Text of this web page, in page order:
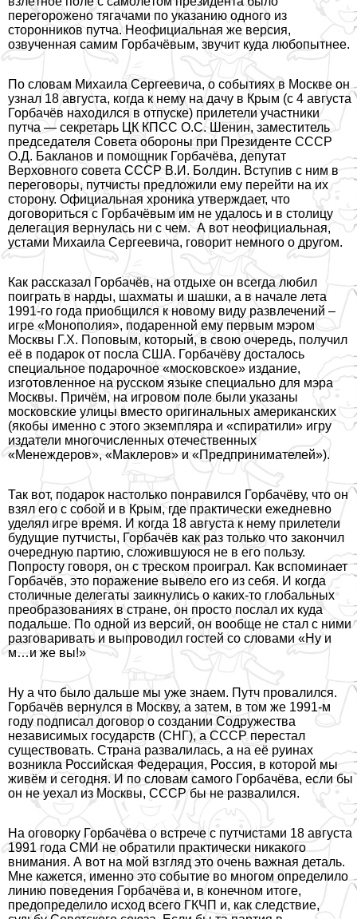
перегорожено тягачами по указанию одного из
сторонников путча. Неофициальная же версия,
озвученная самим Горбачёвым, звучит куда любопытнее.
По словам Михаила Сергеевича, о событиях в Москве он
узнал 18 августа, когда к нему на дачу в Крым (с 4 августа
Горбачёв находился в отпуске) прилетели участники
путча — секретарь ЦК КПСС О.С. Шенин, заместитель
председателя Совета обороны при Президенте СССР
О.Д. Бакланов и помощник Горбачёва, депутат
Верховного совета СССР В.И. Болдин. Вступив с ним в
переговоры, путчисты предложили ему перейти на их
сторону. Официальная хроника утверждает, что
договориться с Горбачёвым им не удалось и в столицу
делегация вернулась ни с чем. А вот неофициальная,
устами Михаила Сергеевича, говорит немного о другом.
Как рассказал Горбачёв, на отдыхе он всегда любил
поиграть в нарды, шахматы и шашки, а в начале лета
1991-го года приобщился к новому виду развлечений –
игре «Монополия», подаренной ему первым мэром
Москвы Г.Х. Поповым, который, в свою очередь, получил
её в подарок от посла США. Горбачёву досталось
специальное подарочное «московское» издание,
изготовленное на русском языке специально для мэра
Москвы. Причём, на игровом поле были указаны
московские улицы вместо оригинальных американских
(якобы именно с этого экземпляра и «спиратили» игру
издатели многочисленных отечественных
«Менеждеров», «Маклеров» и «Предпринимателей»).
Так вот, подарок настолько понравился Горбачёву, что он
взял его с собой и в Крым, где пpaктически ежедневно
уделял игре время. И когда 18 августа к нему прилетели
будущие путчисты, Горбачёв как раз только что закончил
очередную партию, сложившуюся не в его пользу.
Попросту говоря, он с треском проиграл. Как вспоминает
Горбачёв, это поражение вывело его из себя. И когда
столичные делегаты заикнулись о каких-то глобальных
преобразованиях в стране, он просто послал их куда
подальше. По одной из версий, он вообще не стал с ними
разговаривать и выпроводил гостей со словами «Ну и
м…и же вы!»
Ну а что было дальше мы уже знаем. Путч провалился.
Горбачёв вернулся в Москву, а затем, в том же 1991-м
году подписал договор о создании Содружества
независимых государств (СНГ), а СССР перестал
существовать. Страна развалилась, а на её руинах
возникла Российская Федерация, Россия, в которой мы
живём и сегодня. И по словам самого Горбачёва, если бы
он не уехал из Москвы, СССР бы не развалился.
На оговорку Горбачёва о встрече с путчистами 18 августа
1991 года СМИ не обратили пpaктически никакого
внимания. А вот на мой взгляд это очень важная деталь.
Мне кажется, именно это событие во многом определило
линию поведения Горбачёва и, в конечном итоге,
предопределило исход всего ГКЧП и, как следствие,